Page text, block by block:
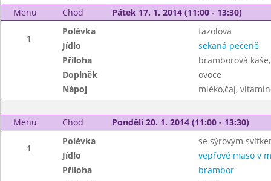
Menu
Chod Pátek 17. 1. 2014 (11:00 - 13:30)
1
Polévka
fazolová
Jídlo
sekaná pečeně
Příloha
bramborová
Doplněk
ovoce
Nápoj
mléko,čaj,
Menu Chod Pondělí 20. 1. 2014 (11:00 - 13:30)
1
Polévka
se sýrovým
Jídlo
vepřové maso v
Příloha
brambor